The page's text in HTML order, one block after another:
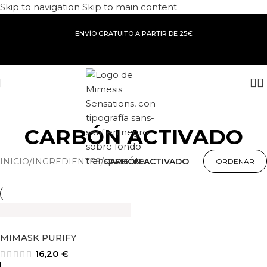
Skip to navigation Skip to main content
ENVÍO GRATUITO A PARTIR DE 25€
CARBÓN ACTIVADO
INICIO/INGREDIENTES/CARBÓN ACTIVADO
MIMASK PURIFY
16,20 €